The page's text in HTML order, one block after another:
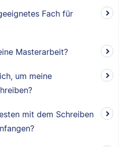
Fach für
Masterarbeit?
um meine
mit dem Schreiben